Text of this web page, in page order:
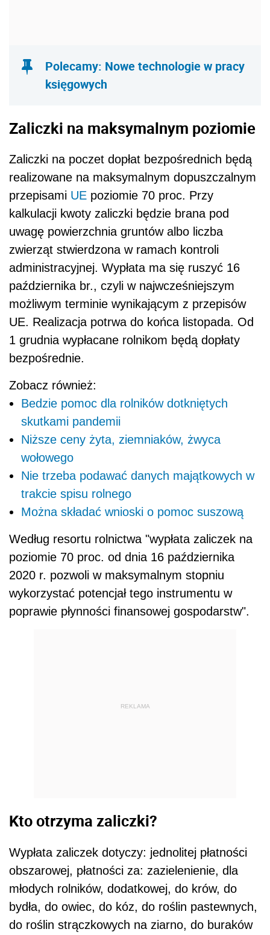
Polecamy: Nowe technologie w pracy
księgowych
Zaliczki na maksymalnym poziomie
Zaliczki na poczet dopłat bezpośrednich będą
realizowane na maksymalnym dopuszczalnym
przepisami UE poziomie 70 proc. Przy
kalkulacji kwoty zaliczki będzie brana pod
uwagę powierzchnia gruntów albo liczba
zwierząt stwierdzona w ramach kontroli
administracyjnej. Wypłata ma się ruszyć 16
października br., czyli w najwcześniejszym
możliwym terminie wynikającym z przepisów
UE. Realizacja potrwa do końca listopada. Od
1 grudnia wypłacane rolnikom będą dopłaty
bezpośrednie.
Zobacz również:
Bedzie pomoc dla rolników dotkniętych
skutkami pandemii
Niższe ceny żyta, ziemniaków, żwyca
wołowego
Nie trzeba podawać danych majątkowych w
trakcie spisu rolnego
Można składać wnioski o pomoc suszową
Według resortu rolnictwa "wypłata zaliczek na
poziomie 70 proc. od dnia 16 października
2020 r. pozwoli w maksymalnym stopniu
wykorzystać potencjał tego instrumentu w
poprawie płynności finansowej gospodarstw".
REKLAMA
Kto otrzyma zaliczki?
Wypłata zaliczek dotyczy: jednolitej płatności
obszarowej, płatności za: zazielenienie, dla
młodych rolników, dodatkowej, do krów, do
bydła, do owiec, do kóz, do roślin pastewnych,
do roślin strączkowych na ziarno, do buraków